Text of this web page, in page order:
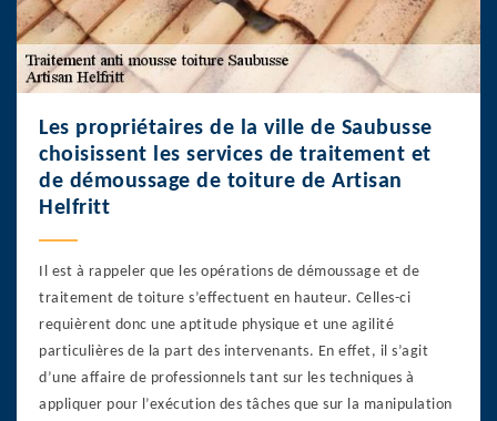
Les propriétaires de la ville de Saubusse
choisissent les services de traitement et
de démoussage de toiture de Artisan
Helfritt
Il est à rappeler que les opérations de démoussage et de
traitement de toiture s’effectuent en hauteur. Celles-ci
requièrent donc une aptitude physique et une agilité
particulières de la part des intervenants. En effet, il s’agit
d’une affaire de professionnels tant sur les techniques à
appliquer pour l’exécution des tâches que sur la manipulation